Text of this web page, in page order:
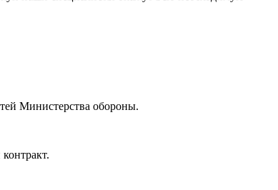
Министерства обороны.